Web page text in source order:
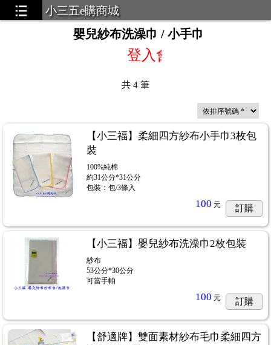
小三五e購商城
嬰兒紗布洗澡巾 / 小手巾
登入會員才看得到會
共 4 筆
【小三福】柔細四方紗布小手巾3枚包
裝
100%純棉
約31公分*31公分
包裝：包/3條入
100 元 訂購
【小三福】嬰兒紗布洗澡巾2枚包裝
紗布
53公分*30公分
可當手帕
100 元 訂購
【舒適牌】雙面素材紗布毛巾柔細四方